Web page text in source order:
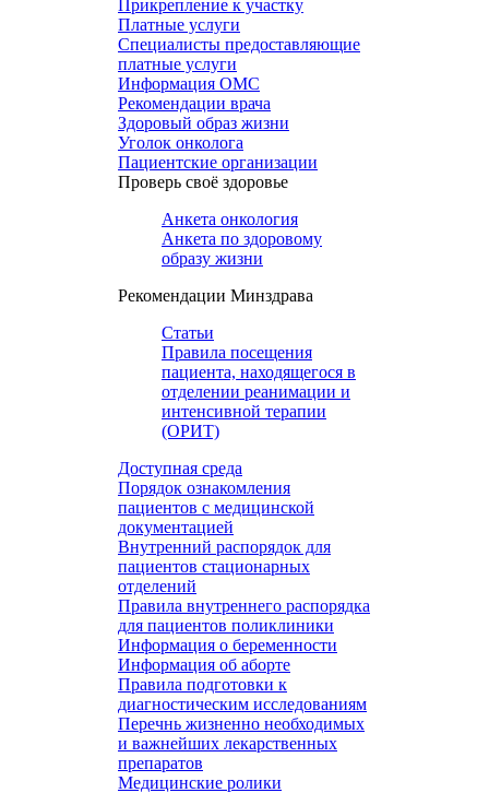
Прикрепление к участку
Платные услуги
Специалисты предоставляющие
платные услуги
Информация ОМС
Рекомендации врача
Здоровый образ жизни
Уголок онколога
Пациентские организации
Проверь своё здоровье
Анкета онкология
Анкета по здоровому
образу жизни
Рекомендации Минздрава
Статьи
Правила посещения
пациента, находящегося в
отделении реанимации и
интенсивной терапии
(ОРИТ)
Доступная среда
Порядок ознакомления
пациентов с медицинской
документацией
Внутренний распорядок для
пациентов стационарных
отделений
Правила внутреннего распорядка
для пациентов поликлиники
Информация о беременности
Информация об аборте
Правила подготовки к
диагностическим исследованиям
Перечнь жизненно необходимых
и важнейших лекарственных
препаратов
Медицинские ролики